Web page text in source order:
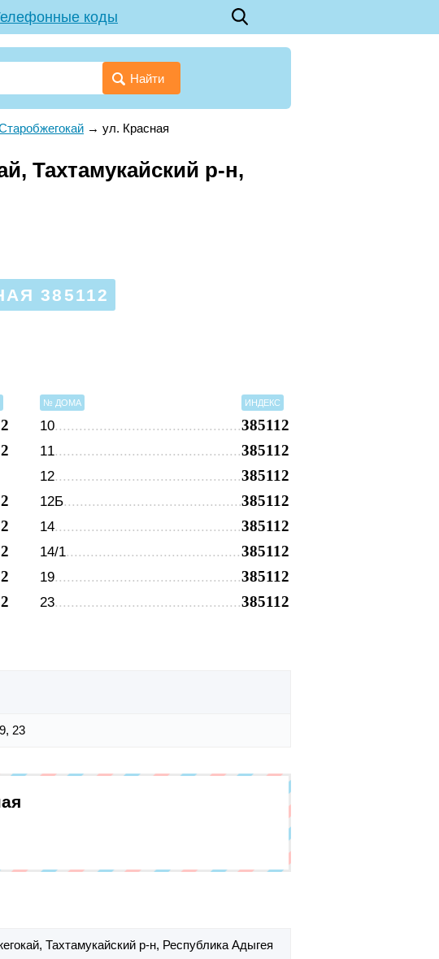
коды
Найти
→ ул. Красная
Тахтамукайский р-н,
385112
№ ДОМА ИНДЕКС
10 385112
11 385112
12 385112
12Б 385112
14 385112
14/1 385112
19 385112
23 385112
23
Тахтамукайский р-н, Республика Адыгея